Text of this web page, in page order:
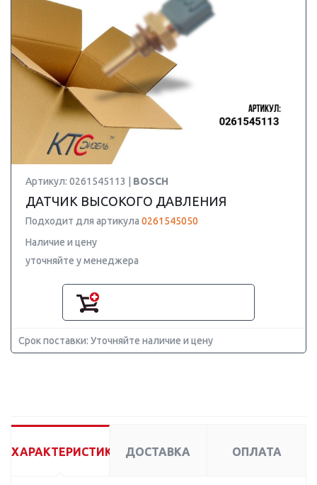
Артикул: 0261545113 | BOSCH
ДАТЧИК ВЫСОКОГО ДАВЛЕНИЯ
Подходит для артикула 0261545050
Наличие и цену
уточняйте у менеджера
Срок поставки: Уточняйте наличие и цену
ХАРАКТЕРИСТИКИ ДОСТАВКА ОПЛАТА